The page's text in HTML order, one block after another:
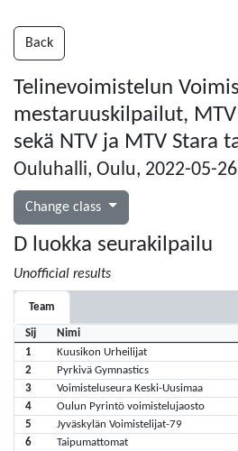
Back
Telinevoimistelun
mestaruuskilpailut,
sekä NTV ja MTV Stara
Ouluhalli, Oulu, 2022-05-26
Change class
D luokka seurakilpailu
Unofficial results
Team
Sij Nimi
1
Kuusikon Urheilijat
2
Pyrkivä Gymnastics
3
Voimisteluseura Keski-Uusimaa
4
Oulun Pyrintö voimistelujaosto
5
Jyväskylän Voimistelijat-79
6
Taipumattomat